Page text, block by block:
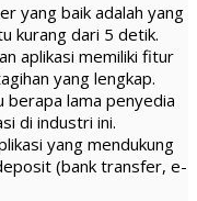
yang baik adalah yang
kurang dari 5 detik.
aplikasi memiliki fitur
yang lengkap.
berapa lama penyedia
di industri ini.
yang mendukung
(bank transfer, e-